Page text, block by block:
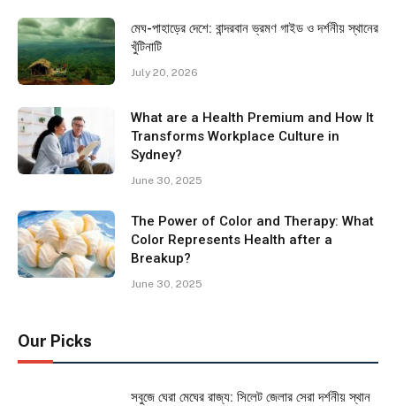
মেঘ-পাহাড়ের দেশে: বান্দরবান ভ্রমণ গাইড ও দর্শনীয় স্থানের
খুঁটিনাটি
July 20, 2026
What are a Health Premium and How It
Transforms Workplace Culture in
Sydney?
June 30, 2025
The Power of Color and Therapy: What
Color Represents Health after a
Breakup?
June 30, 2025
Our Picks
সবুজে ঘেরা মেঘের রাজ্য: সিলেট জেলার সেরা দর্শনীয় স্থান